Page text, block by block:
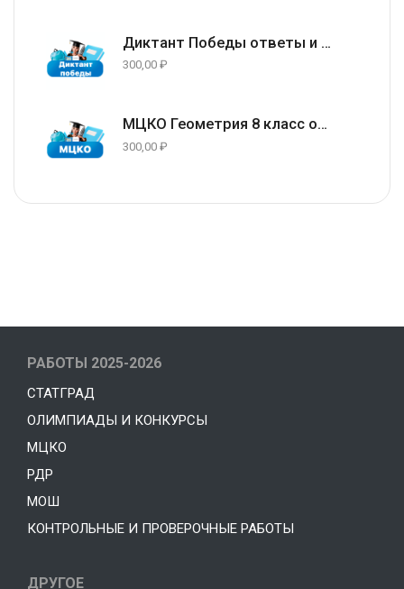
Диктант Победы ответы и варианты 24 апреля 2026
300,00 ₽
МЦКО Геометрия 8 класс ответы и задания г. Москва (77 регион) 23.04.2026
300,00 ₽
Work
РАБОТЫ 2025-2026
СТАТГРАД
ОЛИМПИАДЫ И КОНКУРСЫ
МЦКО
РДР
МОШ
КОНТРОЛЬНЫЕ И ПРОВЕРОЧНЫЕ РАБОТЫ
ДРУГОЕ